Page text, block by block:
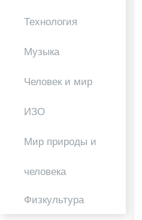
Технология
Музыка
Человек и мир
ИЗО
Мир природы и
человека
Физкультура